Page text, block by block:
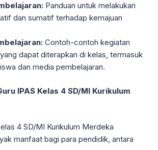
Panduan untuk melakukan
dan sumatif terhadap kemajuan
Contoh-contoh kegiatan
dapat diterapkan di kelas, termasuk
dan media pembelajaran.
IPAS Kelas 4 SD/MI Kurikulum
4 SD/MI Kurikulum Merdeka
manfaat bagi para pendidik, antara